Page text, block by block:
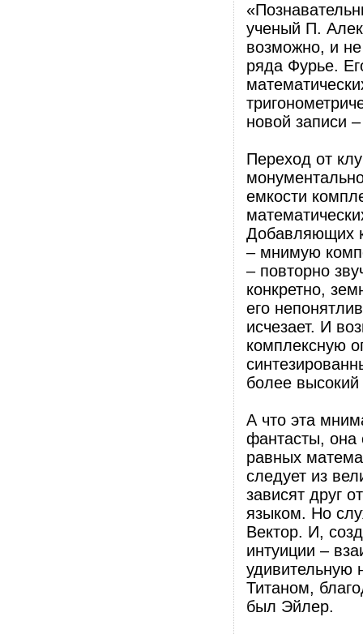
ученый П.
возможно, и
ряда Фурье.
новой записи
Переход от
емкости
Добавляющих
– мнимую
– повторно
конкретно,
его
исчезает. И
комплексную
более высокий
А что эта
фантасты, она
равных
следует из
зависят друг
языком. Но
Вектор. И,
интуиции –
удивительную
Титаном,
был Эйлер.